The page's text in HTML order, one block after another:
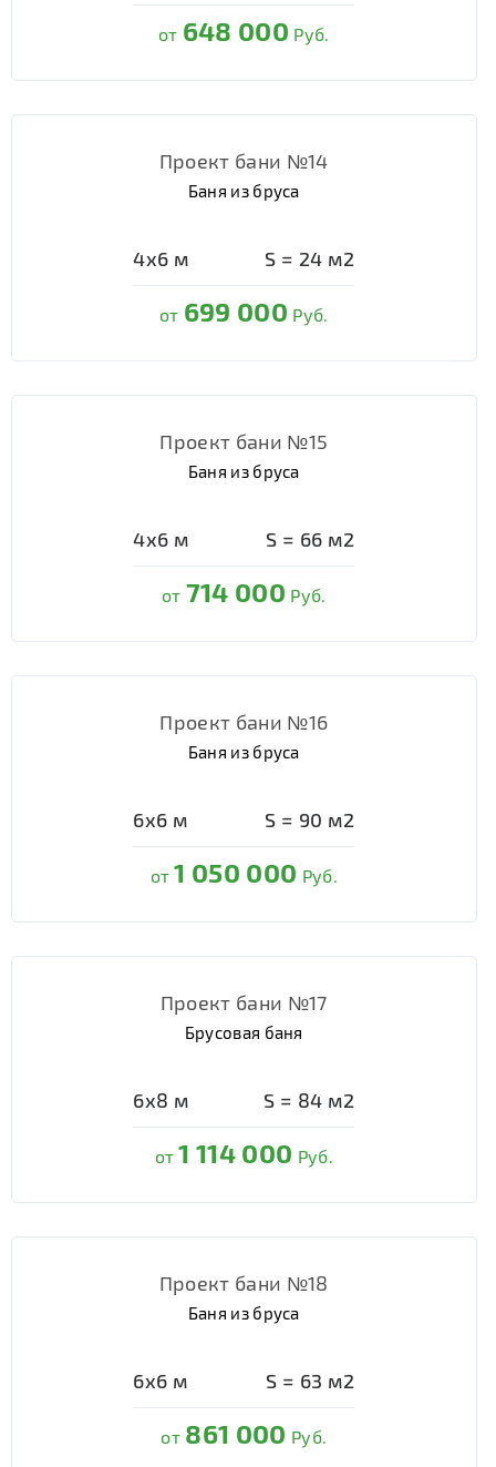
от 648 000 Руб.
Проект бани №14
Баня из бруса
4х6 м S = 24 м2
от 699 000 Руб.
Проект бани №15
Баня из бруса
4х6 м S = 66 м2
от 714 000 Руб.
Проект бани №16
Баня из бруса
6х6 м S = 90 м2
от1 050 000 Руб.
Проект бани №17
Брусовая баня
6х8 м S = 84 м2
от1 114 000 Руб.
Проект бани №18
Баня из бруса
6х6 м S = 63 м2
от 861 000 Руб.